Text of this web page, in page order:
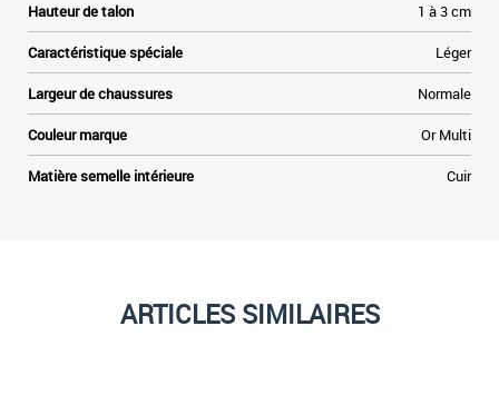
Hauteur de talon 1 à 3 cm
Caractéristique spéciale Léger
Largeur de chaussures Normale
Couleur marque Or Multi
Matière semelle intérieure Cuir
ARTICLES SIMILAIRES